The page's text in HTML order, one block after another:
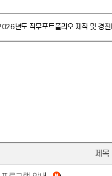
년도 직무포트폴리오 제작 및 경
제목